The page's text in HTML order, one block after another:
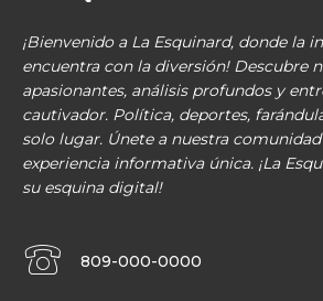
¡Bienvenido a La Esquinard, donde la
encuentra con la diversión! Descubre
apasionantes, análisis profundos y
cautivador. Política, deportes,
solo lugar. Únete a nuestra
experiencia informativa única. ¡La
su esquina digital!
809-000-0000